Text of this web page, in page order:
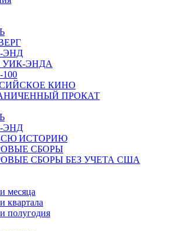
ЭНД
УИК-ЭНДА
КИНО
ПРОКАТ
ЭНД
ИСТОРИЮ
СБОРЫ
СБОРЫ БЕЗ УЧЕТА США
месяца
квартала
полугодия